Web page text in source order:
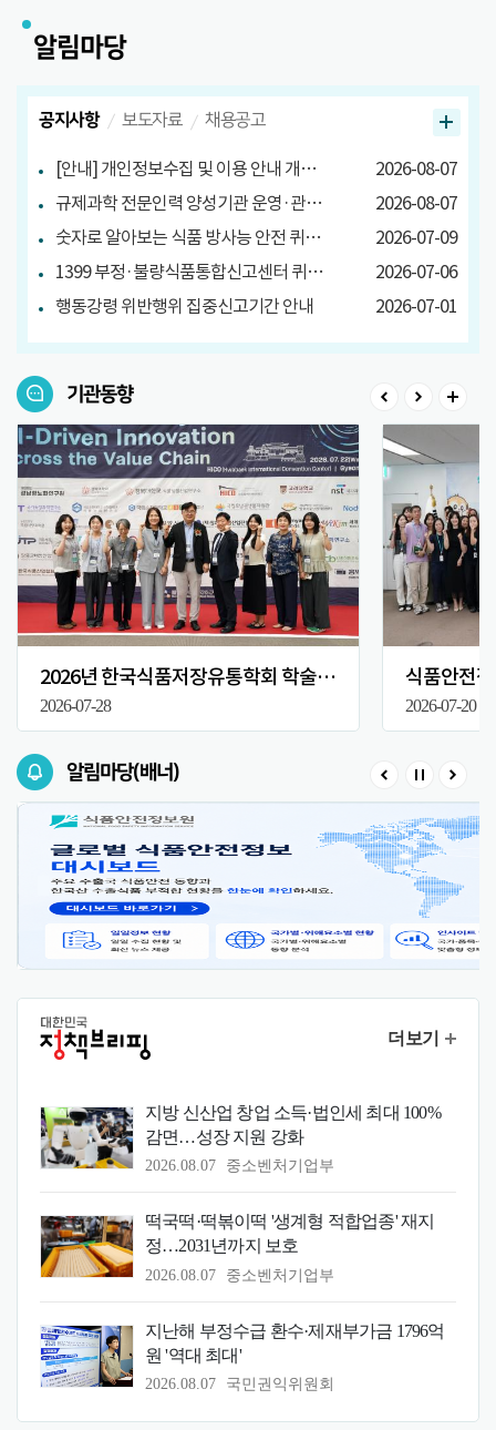
알림마당
공지사항
[안내] 개인정보수집 및 이용 안내 개정 안내
2026-08-07
규제과학 전문인력 양성기관 운영·관리방안 마련 연구 관련 설문조사
2026-08-07
숫자로 알아보는 식품 방사능 안전 퀴즈 당첨자 발표
2026-07-09
1399 부정·불량식품통합신고센터 퀴즈 이벤트 당첨자 발표
2026-07-06
행동강령 위반행위 집중신고기간 안내
2026-07-01
보도자료 채용공고
기관동향
2026년 한국식품저장유통학회 학술대회
2026-07-28
식품안전
2026-07-20
알림마당(배너)